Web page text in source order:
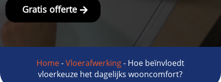
Gratis offerte
Home-Vloerafwerking- Hoe beïnvloedt
vloerkeuze het dagelijks wooncomfort?